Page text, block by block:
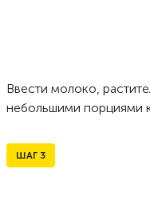
Ввести молоко,
небольшими порциями
ШАГ 3